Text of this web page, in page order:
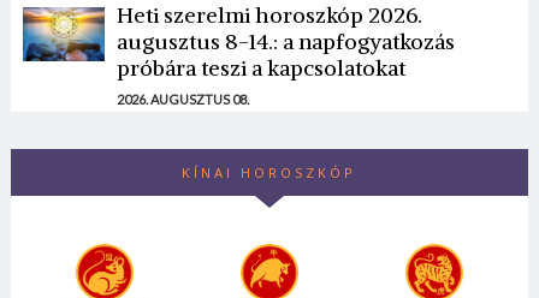
Heti szerelmi horoszkóp 2026.
augusztus 8-14.: a napfogyatkozás
próbára teszi a kapcsolatokat
2026. AUGUSZTUS 08.
KÍNAI HOROSZKÓP